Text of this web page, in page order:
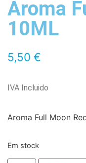
Aroma
10ML
5,50 €
IVA Incluido
Aroma Full Moon
Em stock